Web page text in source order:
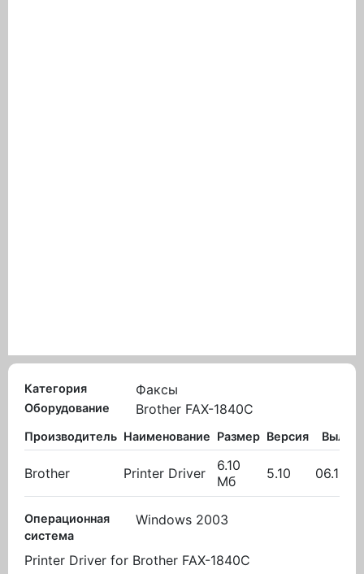
Категория Факсы
Оборудование Brother FAX-1840C
Производитель Наименование Размер Версия
Brother Printer Driver
6.10
Мб
5.10
Операционная
система
Windows 2003
Printer Driver for Brother FAX-1840C